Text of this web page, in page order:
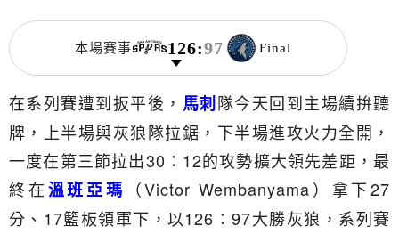
本場賽事 126:97 Final
在系列賽遭到扳平後， 馬刺隊今天回到主場續拚聽
牌，上半場與灰狼隊拉鋸，下半場進攻火力全開，
一度在第三節拉出30：12的攻勢擴大領先差距，最
終在溫班亞瑪
（Victor Wembanyama）拿下27
分、17籃板領軍下，以126：97大勝灰狼，系列賽